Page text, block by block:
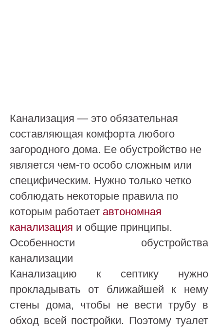
Канализация — это обязательная
составляющая комфорта любого
загородного дома. Ее обустройство не
является чем-то особо сложным или
специфическим. Нужно только четко
соблюдать некоторые правила по
которым работает автономная
канализация и общие принципы.
Особенности обустройства
канализации
Канализацию к септику нужно
прокладывать от ближайшей к нему
стены дома, чтобы не вести трубу в
обход всей постройки. Поэтому туалет